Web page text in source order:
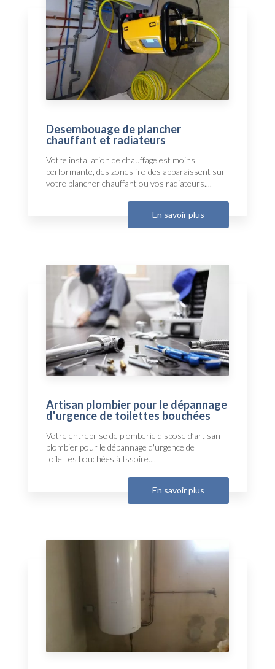
Desembouage de plancher
chauffant et radiateurs
Votre installation de chauffage est moins
performante, des zones froides apparaissent sur
votre plancher chauffant ou vos radiateurs....
En savoir plus
Artisan plombier pour le dépannage
d'urgence de toilettes bouchées
Votre entreprise de plomberie dispose d’artisan
plombier pour le dépannage d'urgence de
toilettes bouchées à Issoire....
En savoir plus